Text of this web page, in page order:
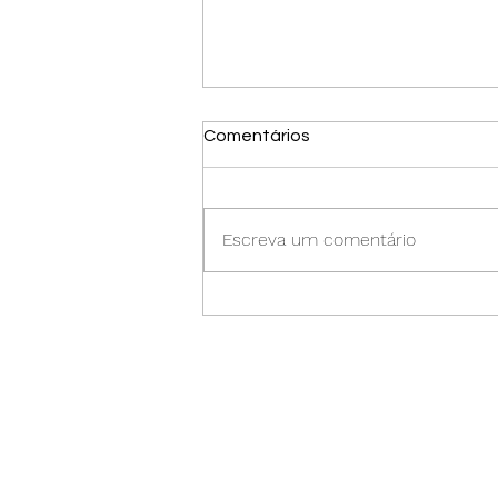
Comentários
Escreva um comentário